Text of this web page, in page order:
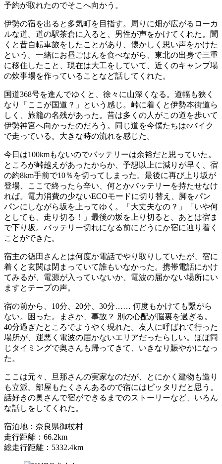
予約が取れたのでそこへ向かう。
伊勢の宿を出ると多気町を目指す。周りに畑が広がるローカ
ルな道。道の駅茶倉に入ると、男性が声をかけてくれた。聞
くと昔自転車旅をしたことがあり、懐かしく思い声をかけた
という。一緒にお昼ごはんを食べながら、東北の出身で三重
に移住したこと、現在は大工をしていて、近くのキャンプ場
の炊事場を作っていることなど話してくれた。
国道368号を進んでゆくと、徐々に山深くなる。道幅も狭く
なり「ここが国道？」という感じ。峠に着くと伊勢本街道ら
しく、旅籠の名残があった。昔は多くの人がこの道を歩いて
伊勢神宮へ向かったのだろう。同じ道を今僕たちはeバイク
で走っている。大きな時の流れを感じた。
今日は100kmもないのでバッテリーは余裕だと思っていた。
ところが峠越えがあったからか、予想以上に減りが早く、宿
の約8km手前で10％を切ってしまった。最後に再び上り坂が
登場、ここで終ったら辛い、何とかバッテリーを持たせなけ
れば。電力消費の少ないECOモードに切り替え、脚をパン
パンにしながら坂を上ってゆく。「大丈夫なの？」「いや何
としても、走り切る！」最後の坂を上り切ると、あとは宿ま
で下り坂。バッテリー切れになる前にどうにか宿に辿り着く
ことができた。
宿主の徳田さんとは何度か電話でやり取りしていたが、宿に
着くと玄関は閉まっていて誰もいなかった。携帯電話にかけ
てみるが、電源が入っていないか、電波の届かない場所にい
ますとテープの声。
宿の前から、10分、20分、30分…… 何度もかけても繋がら
ない。困った。まさか、事故？ 別の心配が脳裏を過ぎる。
40分過ぎたところでようやく現れた。友人に呼ばれて行った
場所が、運悪く電波の届かないエリアだったらしい。ほぼ同
じタイミングで奥さんも帰ってきて、いきなり賑やかになっ
た。
ここは元々、旦那さんの実家なのだが、とにかく建物も造り
も立派。部屋もたくさんあるので宿にはピッタリだと思う。
話好きの奥さんで宿ができるまでのストーリーなど、いろん
な話しをしてくれた。
宿泊地：奈良県御杖村
走行距離：66.2km
総走行距離：5332.4km